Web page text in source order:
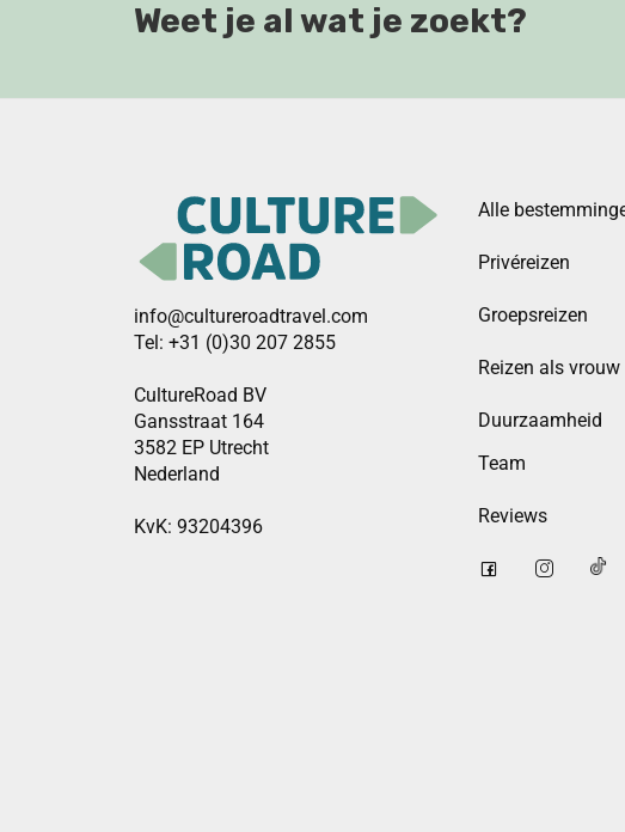
Weet je al wat je zoekt?
info@cultureroadtravel.com
Tel: +31 (0)30 207 2855
CultureRoad BV
Gansstraat 164
3582 EP Utrecht
Nederland
KvK: 93204396
Alle
Privéreizen
Groepsreizen
Reizen als vrouw
Duurzaamheid
Team
Reviews